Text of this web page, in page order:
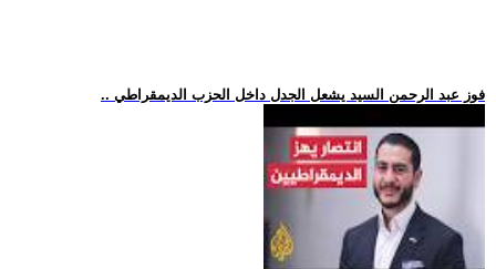
.. فوز عبد الرحمن السيد يشعل الجدل داخل الحزب الديمقراطي